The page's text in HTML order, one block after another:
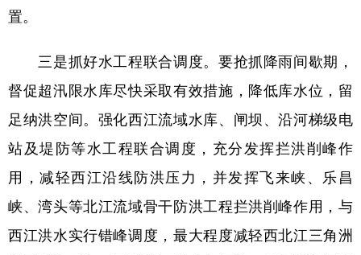
置。
三是抓好水工程联合调度。要抢抓降雨间歇期，
督促超汛限水库尽快采取有效措施，降低库水位，留
足纳洪空间。强化西江流域水库、闸坝、沿河梯级电
站及堤防等水工程联合调度，充分发挥拦洪削峰作
用，减轻西江沿线防洪压力，并发挥飞来峡、乐昌
峡、湾头等北江流域骨干防洪工程拦洪削峰作用，与
西江洪水实行错峰调度，最大程度减轻西北江三角洲